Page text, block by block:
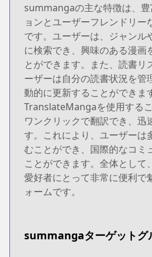
summangaの主な特徴は、
ョンとユーザーフレンドリー
です。ユーザーは、ジャンル
に検索でき、興味のある漫画
とができます。また、読書リ
ーザーは自分の読書状況を管
動的に更新することができま
TranslateMangaを使用する
ワンクリックで翻訳でき、迅
す。これにより、ユーザーは
むことができ、国際的なコミ
ことができます。全体とし
愛好者にとって非常に便利で
ォームです。
summangaターゲットグ